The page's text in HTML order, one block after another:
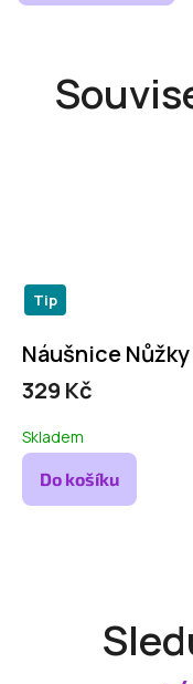
Tip
Náušnice Nůžky
329 Kč
Skladem
Do košíku